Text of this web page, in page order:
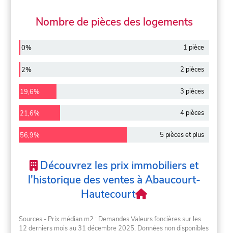
Nombre de pièces des logements
0% 1 pièce
2% 2 pièces
19,6% 3 pièces
21,6% 4 pièces
56,9% 5 pièces et plus
Découvrez les prix immobiliers et
l'historique des ventes à Abaucourt-
Hautecourt
Sources - Prix médian m2 : Demandes Valeurs foncières sur les
12 derniers mois au 31 décembre 2025. Données non disponibles